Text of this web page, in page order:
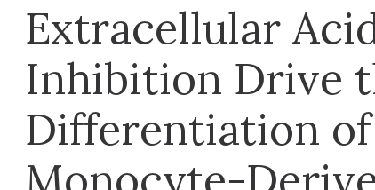
Extracellular
Inhibition Drive
Differentiation